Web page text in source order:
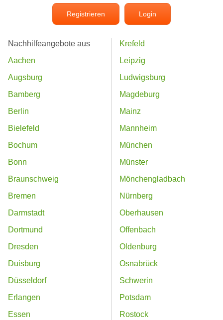
Registrieren Login
Nachhilfeangebote aus
Aachen
Augsburg
Bamberg
Berlin
Bielefeld
Bochum
Bonn
Braunschweig
Bremen
Darmstadt
Dortmund
Dresden
Duisburg
Düsseldorf
Erlangen
Essen
Krefeld
Leipzig
Ludwigsburg
Magdeburg
Mainz
Mannheim
München
Münster
Mönchengladbach
Nürnberg
Oberhausen
Offenbach
Oldenburg
Osnabrück
Schwerin
Potsdam
Rostock